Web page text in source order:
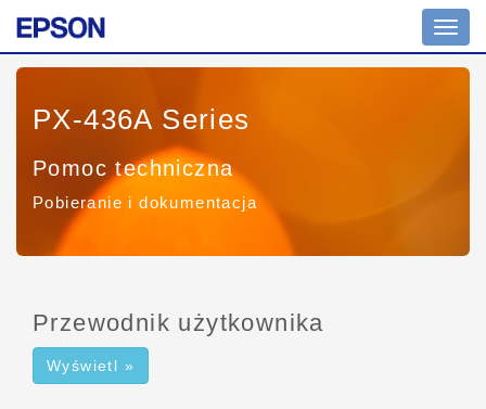
PX-436A Series
Pomoc techniczna
Pobieranie i dokumentacja
Przewodnik użytkownika
Wyświetl »